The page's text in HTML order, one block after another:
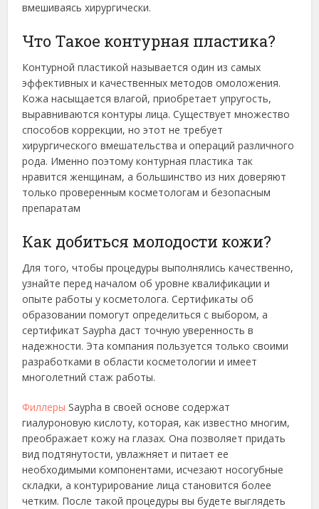
вмешиваясь хирургически.
Что Такое контурная пластика?
Контурной пластикой называется один из самых
эффективных и качественных методов омоложения.
Кожа насыщается влагой, приобретает упругость,
выравниваются контуры лица. Существует множество
способов коррекции, но этот не требует
хирургического вмешательства и операций различного
рода. Именно поэтому контурная пластика так
нравится женщинам, а большинство из них доверяют
только проверенным косметологам и безопасным
препаратам
Как добиться молодости кожи?
Для того, чтобы процедуры выполнялись качественно,
узнайте перед началом об уровне квалификации и
опыте работы у косметолога. Сертификаты об
образовании помогут определиться с выбором, а
сертификат Saypha даст точную уверенность в
надежности. Эта компания пользуется только своими
разработками в области косметологии и имеет
многолетний стаж работы.
Филлеры Saypha в своей основе содержат
гиалуроновую кислоту, которая, как известно многим,
преображает кожу на глазах. Она позволяет придать
вид подтянутости, увлажняет и питает ее
необходимыми компонентами, исчезают носогубные
складки, а контурирование лица становится более
четким. После такой процедуры вы будете выглядеть